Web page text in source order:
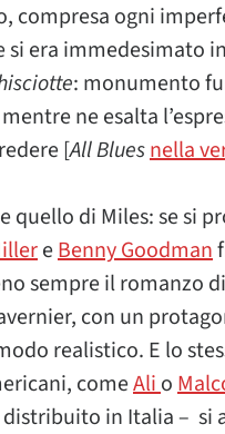
compresa ogni
era immedesimato
: monumento
ne esalta
[All Bluesnella
quello di Miles: se si
eBenny Goodman
sempre il romanzo
con un
realistico. E lo
comeAlio
in Italia – si